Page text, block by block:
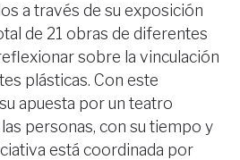
a través de su exposición
de 21 obras de diferentes
sobre la vinculación
plásticas. Con este
apuesta por un teatro
personas, con su tiempo y
está coordinada por